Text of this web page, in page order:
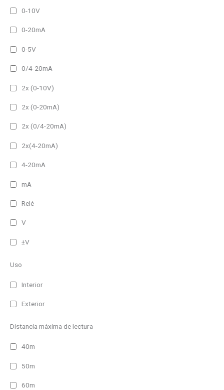
0-10V
0-20mA
0-5V
0/4-20mA
2x (0-10V)
2x (0-20mA)
2x (0/4-20mA)
2x(4-20mA)
4-20mA
mA
Relé
V
±V
Uso
Interior
Exterior
Distancia máxima de lectura
40m
50m
60m